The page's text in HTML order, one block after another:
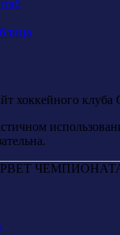
хоккейного клуба